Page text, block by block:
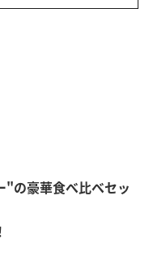
"の豪華食べ比べセッ